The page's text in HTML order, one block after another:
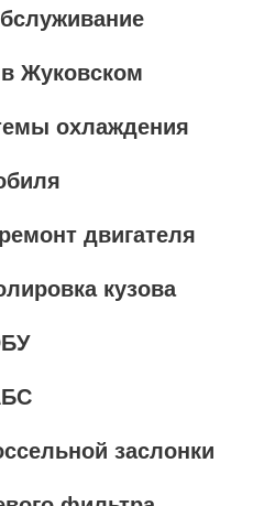
Жуковском
охлаждения
двигателя
кузова
заслонки